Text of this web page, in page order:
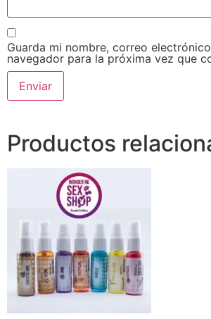
Guarda mi nombre, correo
navegador para la próxima vez que
Productos